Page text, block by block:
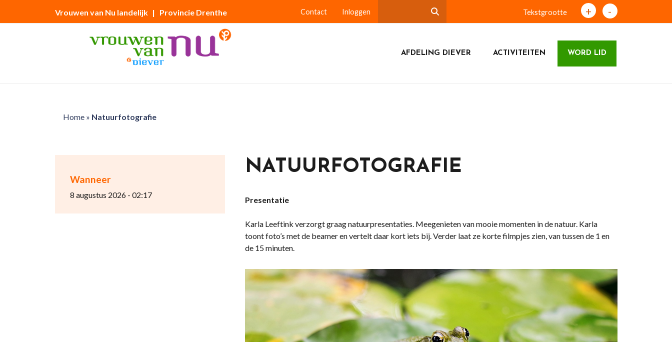
Vrouwen van Nu landelijk | Provincie Drenthe Contact Inloggen Tekstgrootte + -
AFDELING DIEVER ACTIVITEITEN WORD LID
Home» Natuurfotografie
Wanneer
8 augustus 2026 - 02:17
NATUURFOTOGRAFIE
Presentatie
Karla Leeftink verzorgt graag natuurpresentaties. Meegenieten van mooie momenten in de natuur. Karla
toont foto’s met de beamer en vertelt daar kort iets bij. Verder laat ze korte filmpjes zien, van tussen de 1 en
de 15 minuten.